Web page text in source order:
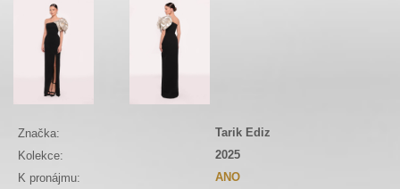
Značka:
Tarik Ediz
Kolekce:
2025
K pronájmu:
ANO